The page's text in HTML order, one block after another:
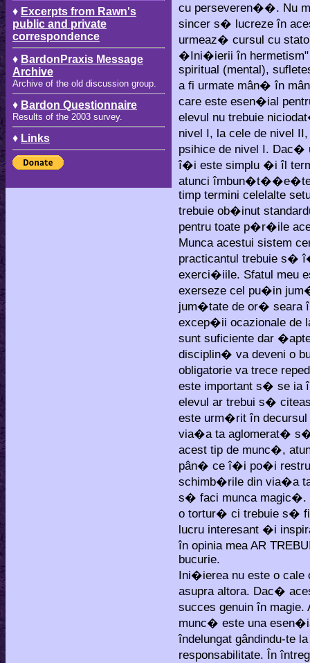
♦ Excerpts from Rawn's
public and private
correspondence
♦ BardonPraxis Message
Archive
Archive of the old discussion group.
♦ Bardon Questionnaire
Results of the 2003 survey.
♦ Links
cu perseveren��. Nu
sincer s� lucreze în
urmeaz� cursul cu
�Ini�ierii în
spiritual (mental),
a fi urmate mân� în
care este esen�ial
elevul nu trebuie
nivel I, la cele de nivel
psihice de nivel I. Dac�
î�i este simplu �i îl
atunci
timp termini celelalte
trebuie ob�inut
pentru toate p�r�ile
Munca acestui sistem
practicantul trebuie s�
exerci�iile. Sfatul meu
exerseze cel pu�in
jum�tate de or� seara
excep�ii ocazionale
sunt suficiente dar
disciplin� va deveni o
obligatorie va trece
este important s� se ia
elevul ar trebui s�
este urm�rit în
via�a ta aglomerat� s�
acest tip de munc�,
pân� ce î�i po�i
schimb�rile din via�a
s� faci munca magic�.
o tortur� ci trebuie s�
lucru interesant �i
în opinia mea AR
bucurie.
Ini�ierea nu este o
asupra altora. Dac�
succes genuin în
munc� este una
îndelungat gândindu-te
responsabilitate. În